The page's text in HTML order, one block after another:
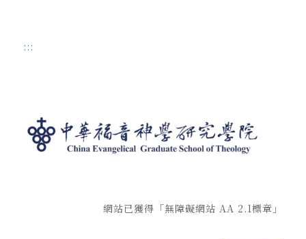
:::
網站已獲得「無障礙網站 AA 2.1標章」